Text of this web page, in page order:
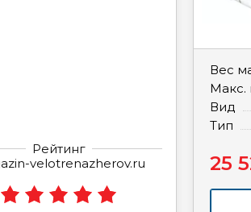
Рейтинг
velotrenazherov.ru
Вес
Макс.
Вид
Тип
25